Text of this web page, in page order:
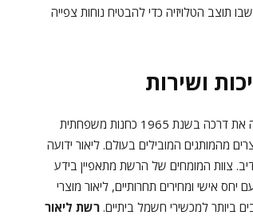
תוצב הטלויזיה כדי להבטיח נוחות צפייה
ושירות
ליאור מוצרי חשמל היא אחת מהרשתות המובילות והוותיקות בישראל, שהחלה את דרכה בשנת 1965 כחנות משפחתית
מהמותגים המובילים בעולם. ליאור ידועה
צוות המומחים של הרשת מתאפיין בידע
אישי ומחירים תחרותיים, ליאור מוצרי
ביותר למכשירי חשמל ביתיים. רשת ליאור